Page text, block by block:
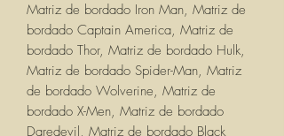
Matriz de bordado Iron Man, Matriz de
bordado Captain America, Matriz de
bordado Thor, Matriz de bordado Hulk,
Matriz de bordado Spider-Man, Matriz
de bordado Wolverine, Matriz de
bordado X-Men, Matriz de bordado
Daredevil, Matriz de bordado Black